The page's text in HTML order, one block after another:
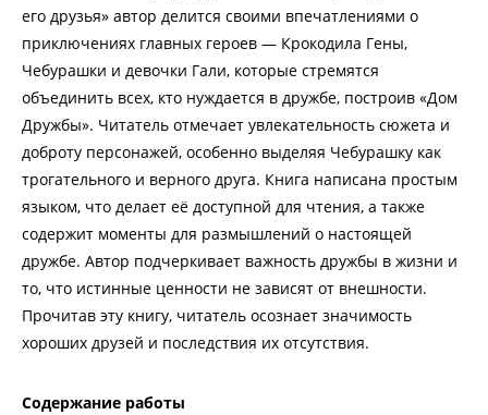
его друзья» автор делится своими впечатлениями о
приключениях главных героев — Крокодила Гены,
Чебурашки и девочки Гали, которые стремятся
объединить всех, кто нуждается в дружбе, построив «Дом
Дружбы». Читатель отмечает увлекательность сюжета и
доброту персонажей, особенно выделяя Чебурашку как
трогательного и верного друга. Книга написана простым
языком, что делает её доступной для чтения, а также
содержит моменты для размышлений о настоящей
дружбе. Автор подчеркивает важность дружбы в жизни и
то, что истинные ценности не зависят от внешности.
Прочитав эту книгу, читатель осознает значимость
хороших друзей и последствия их отсутствия.
Содержание работы